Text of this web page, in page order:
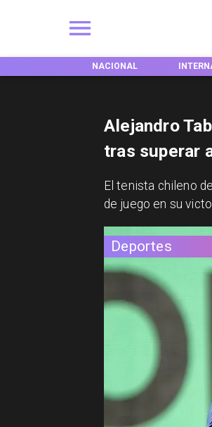
NACIONAL
Deportes
Alejandro
tras superar
​El tenista chileno
de juego en su